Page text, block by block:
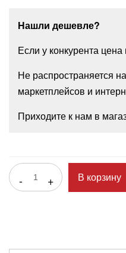
Нашли дешевле?
Если у конкурента
Не распространяется
маркетплейсов и
Приходите к нам в
- + В корзину